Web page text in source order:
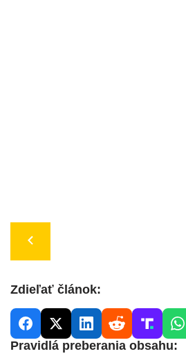
Zdieľať článok:
Pravidlá preberania obsahu: